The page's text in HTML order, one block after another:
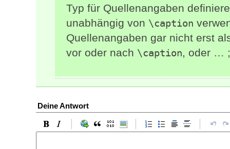
Typ für Quellenangaben
unabhängig von \caption
Quellenangaben gar nicht erst
vor oder nach \caption, oder …
Deine Antwort